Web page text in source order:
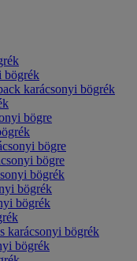
bögrék
karácsonyi bögrék
bögre
bögre
bögre
bögrék
bögrék
bögrék
karácsonyi bögrék
bögrék